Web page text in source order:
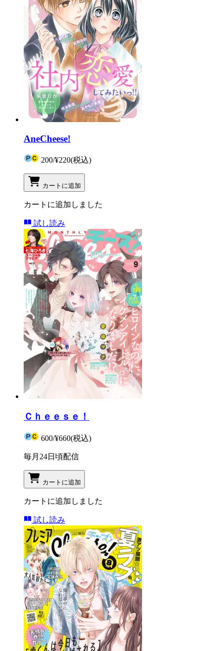
AneCheese!
200/¥220(税込)
カートに追加
カートに追加しました
試し読み
Ｃｈｅｅｓｅ！
600/¥660(税込)
毎月24日頃配信
カートに追加
カートに追加しました
試し読み